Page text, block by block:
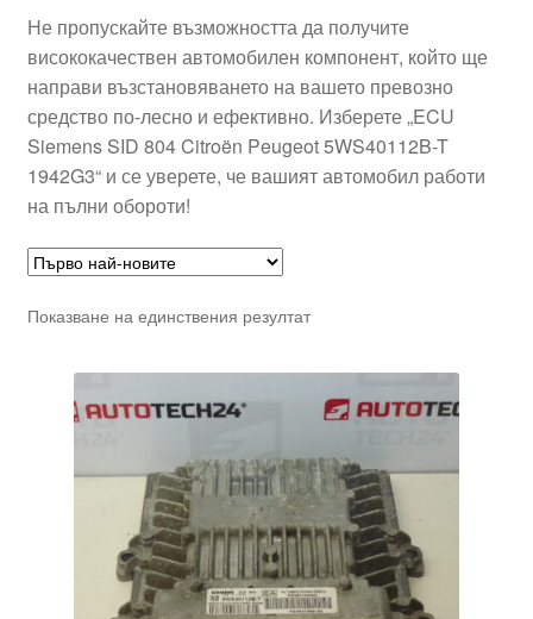
Не пропускайте възможността да получите
висококачествен автомобилен компонент, който ще
направи възстановяването на вашето превозно
средство по-лесно и ефективно. Изберете „ECU
Siemens SID 804 Citroën Peugeot 5WS40112B-T
1942G3“ и се уверете, че вашият автомобил работи
на пълни обороти!
Показване на единствения резултат